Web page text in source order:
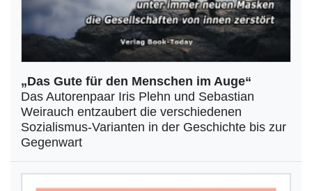
„Das Gute für den Menschen im Auge“
Das Autorenpaar Iris Plehn und Sebastian
Weirauch entzaubert die verschiedenen
Sozialismus-Varianten in der Geschichte bis zur
Gegenwart